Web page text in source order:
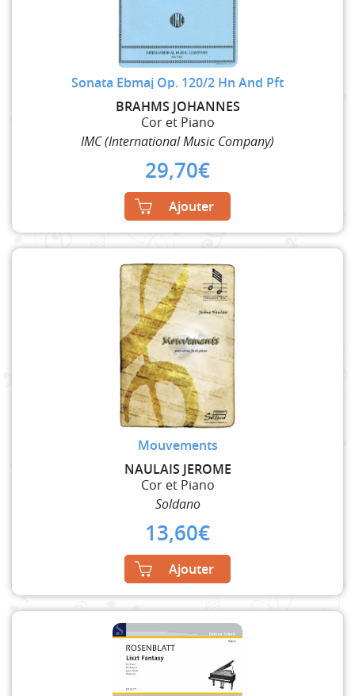
Sonata Ebmaj Op. 120/2 Hn And Pft
BRAHMS JOHANNES
Cor et Piano
IMC (International Music Company)
29,70€
Ajouter
Mouvements
NAULAIS JEROME
Cor et Piano
Soldano
13,60€
Ajouter